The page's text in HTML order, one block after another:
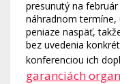
presunutý na
náhradnom termíne,
peniaze naspäť,
bez uvedenia
konferenciou ich
garanciách